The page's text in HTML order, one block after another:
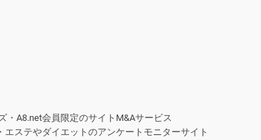
・A8.net会員限定のサイトM&Aサービス
エステやダイエットのアンケートモニターサイト